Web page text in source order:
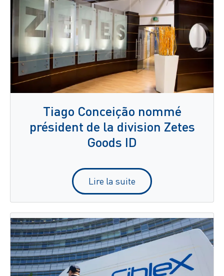
Tiago Conceição nommé
président de la division Zetes
Goods ID
Lire la suite